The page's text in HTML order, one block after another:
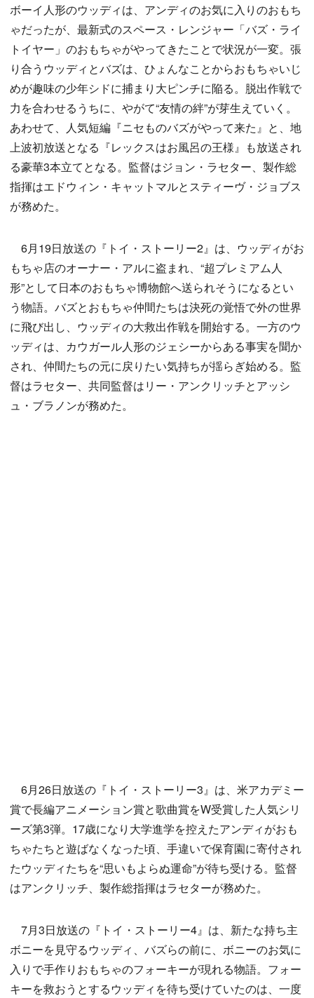
ボーイ人形のウッディは、アンディのお気に入りのおもち
ゃだったが、最新式のスペース・レンジャー「バズ・ライ
トイヤー」のおもちゃがやってきたことで状況が一変。張
り合うウッディとバズは、ひょんなことからおもちゃいじ
めが趣味の少年シドに捕まり大ピンチに陥る。脱出作戦で
力を合わせるうちに、やがて“友情の絆”が芽生えていく。
あわせて、人気短編『ニセものバズがやって来た』と、地
上波初放送となる『レックスはお風呂の王様』も放送され
る豪華3本立てとなる。監督はジョン・ラセター、製作総
指揮はエドウィン・キャットマルとスティーヴ・ジョブス
が務めた。
6月19日放送の『トイ・ストーリー2』は、ウッディがお
もちゃ店のオーナー・アルに盗まれ、“超プレミアム人
形”として日本のおもちゃ博物館へ送られそうになるとい
う物語。バズとおもちゃ仲間たちは決死の覚悟で外の世界
に飛び出し、ウッディの大救出作戦を開始する。一方のウ
ッディは、カウガール人形のジェシーからある事実を聞か
され、仲間たちの元に戻りたい気持ちが揺らぎ始める。監
督はラセター、共同監督はリー・アンクリッチとアッシ
ュ・ブラノンが務めた。
6月26日放送の『トイ・ストーリー3』は、米アカデミー
賞で長編アニメーション賞と歌曲賞をW受賞した人気シリ
ーズ第3弾。17歳になり大学進学を控えたアンディがおも
ちゃたちと遊ばなくなった頃、手違いで保育園に寄付され
たウッディたちを“思いもよらぬ運命”が待ち受ける。監督
はアンクリッチ、製作総指揮はラセターが務めた。
7月3日放送の『トイ・ストーリー4』は、新たな持ち主
ボニーを見守るウッディ、バズらの前に、ボニーのお気に
入りで手作りおもちゃのフォーキーが現れる物語。フォー
キーを救おうとするウッディを待ち受けていたのは、一度